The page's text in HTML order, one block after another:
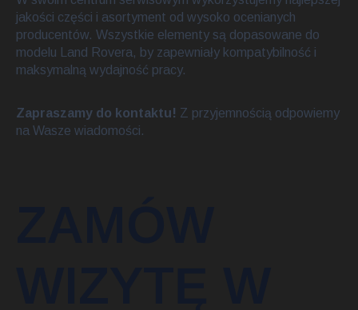
jakości części i asortyment od wysoko ocenianych
producentów. Wszystkie elementy są dopasowane do
modelu Land Rovera, by zapewniały kompatybilność i
maksymalną wydajność pracy.
Zapraszamy do kontaktu! Z przyjemnością odpowiemy
na Wasze wiadomości.